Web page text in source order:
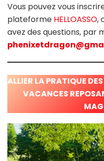
Vous pouvez vous
plateforme HELLOASSO,
avez des questions, par
ALLIER LA PRATIQUE
VACANCES